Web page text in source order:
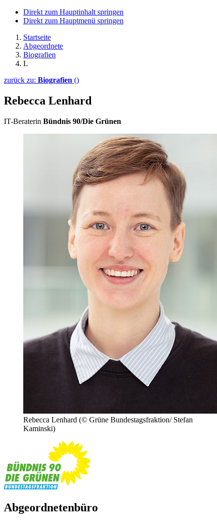
Direkt zum Hauptinhalt springen
Direkt zum Hauptmenü springen
Startseite
Abgeordnete
Biografien
L
zurück zu: Biografien ()
Rebecca Lenhard
IT-Beraterin Bündnis 90/Die Grünen
Rebecca Lenhard (© Grüne Bundestagsfraktion/ Stefan
Kaminski)
Abgeordnetenbüro